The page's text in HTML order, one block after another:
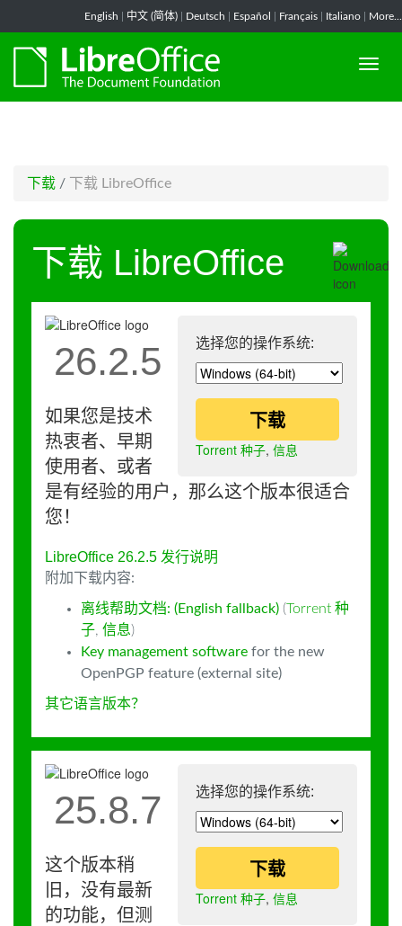
English 中文 (简体) Deutsch Español Français Italiano More...
下载 / 下载 LibreOffice
下载 LibreOffice
选择您的操作系统:
下载
Torrent 种子, 信息
26.2.5
如果您是技术
热衷者、早期
使用者、或者
是有经验的用户，那么这个版本很适合
您！
LibreOffice 26.2.5 发行说明
附加下载内容:
离线帮助文档: (English fallback) (Torrent 种
子, 信息)
Key management software for the new
OpenPGP feature (external site)
其它语言版本？
选择您的操作系统:
下载
Torrent 种子, 信息
25.8.7
这个版本稍
旧，没有最新
的功能，但测